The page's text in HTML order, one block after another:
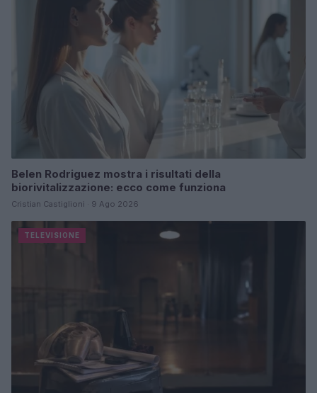
Belen Rodriguez mostra i risultati della
biorivitalizzazione: ecco come funziona
Cristian Castiglioni · 9 Ago 2026
TELEVISIONE